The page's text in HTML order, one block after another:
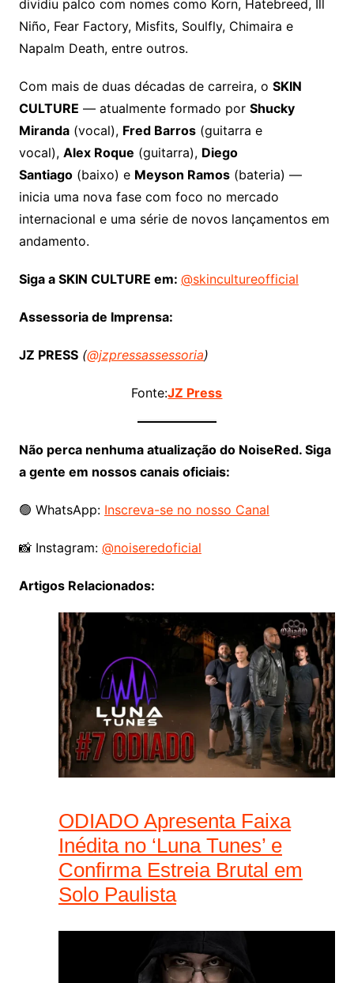
dividiu palco com nomes como Korn, Hatebreed, Ill
Niño, Fear Factory, Misfits, Soulfly, Chimaira e
Napalm Death, entre outros.
Com mais de duas décadas de carreira, o SKIN
CULTURE — atualmente formado por Shucky
Miranda(vocal), Fred Barros(guitarra e
vocal), Alex Roque (guitarra), Diego
Santiago(baixo) e Meyson Ramos(bateria) —
inicia uma nova fase com foco no mercado
internacional e uma série de novos lançamentos em
andamento.
Siga a SKIN CULTURE em: @skincultureofficial
Assessoria de Imprensa:
JZ PRESS (@jzpressassessoria)
Fonte:JZ Press
Não perca nenhuma atualização do NoiseRed. Siga
a gente em nossos canais oficiais:
🟢 WhatsApp: Inscreva-se no nosso Canal
📸 Instagram: @noiseredoficial
Artigos Relacionados:
ODIADO Apresenta Faixa
Inédita no ‘Luna Tunes’ e
Confirma Estreia Brutal em
Solo Paulista